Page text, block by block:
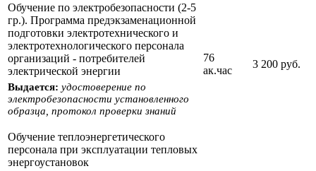
Обучение по электробезопасности (2-5
гр.). Программа предэкзаменационной
подготовки электротехнического и
электротехнологического персонала
организаций - потребителей
электрической энергии
Выдается: удостоверение по
электробезопасности установленного
образца, протокол проверки знаний
76
ак.час
3 200 руб.
Обучение теплоэнергетического
персонала при эксплуатации тепловых
энергоустановок